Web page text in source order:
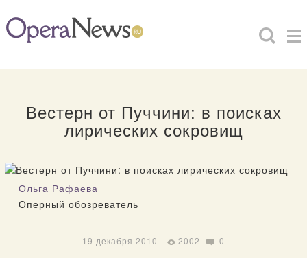
Вестерн от Пуччини: в поисках
лирических сокровищ
Ольга Рафаева
Оперный обозреватель
19 декабря 2010 2002 0